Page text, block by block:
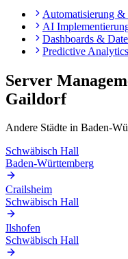
Automatisierung
AI
Dashboards &
Predictive
Server
Gaildorf
Andere Städte in Baden-
Schwäbisch Hall
Baden-Württemberg
Crailsheim
Schwäbisch Hall
Ilshofen
Schwäbisch Hall